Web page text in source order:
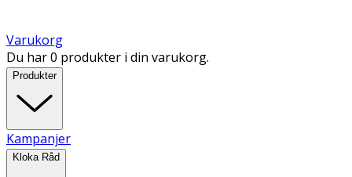
Varukorg
Du har 0 produkter i din varukorg.
Produkter
Kampanjer
Kloka Råd